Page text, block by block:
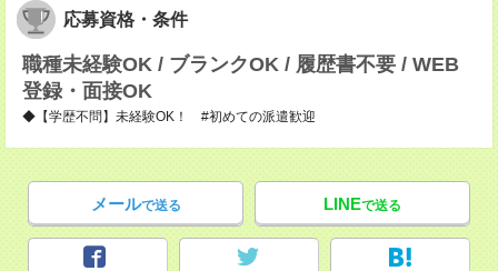
応募資格・条件
職種未経験OK / ブランクOK / 履歴書不要 / WEB
登録・面接OK
◆【学歴不問】未経験OK！ #初めての派遣歓迎
メールで送る LINEで送る